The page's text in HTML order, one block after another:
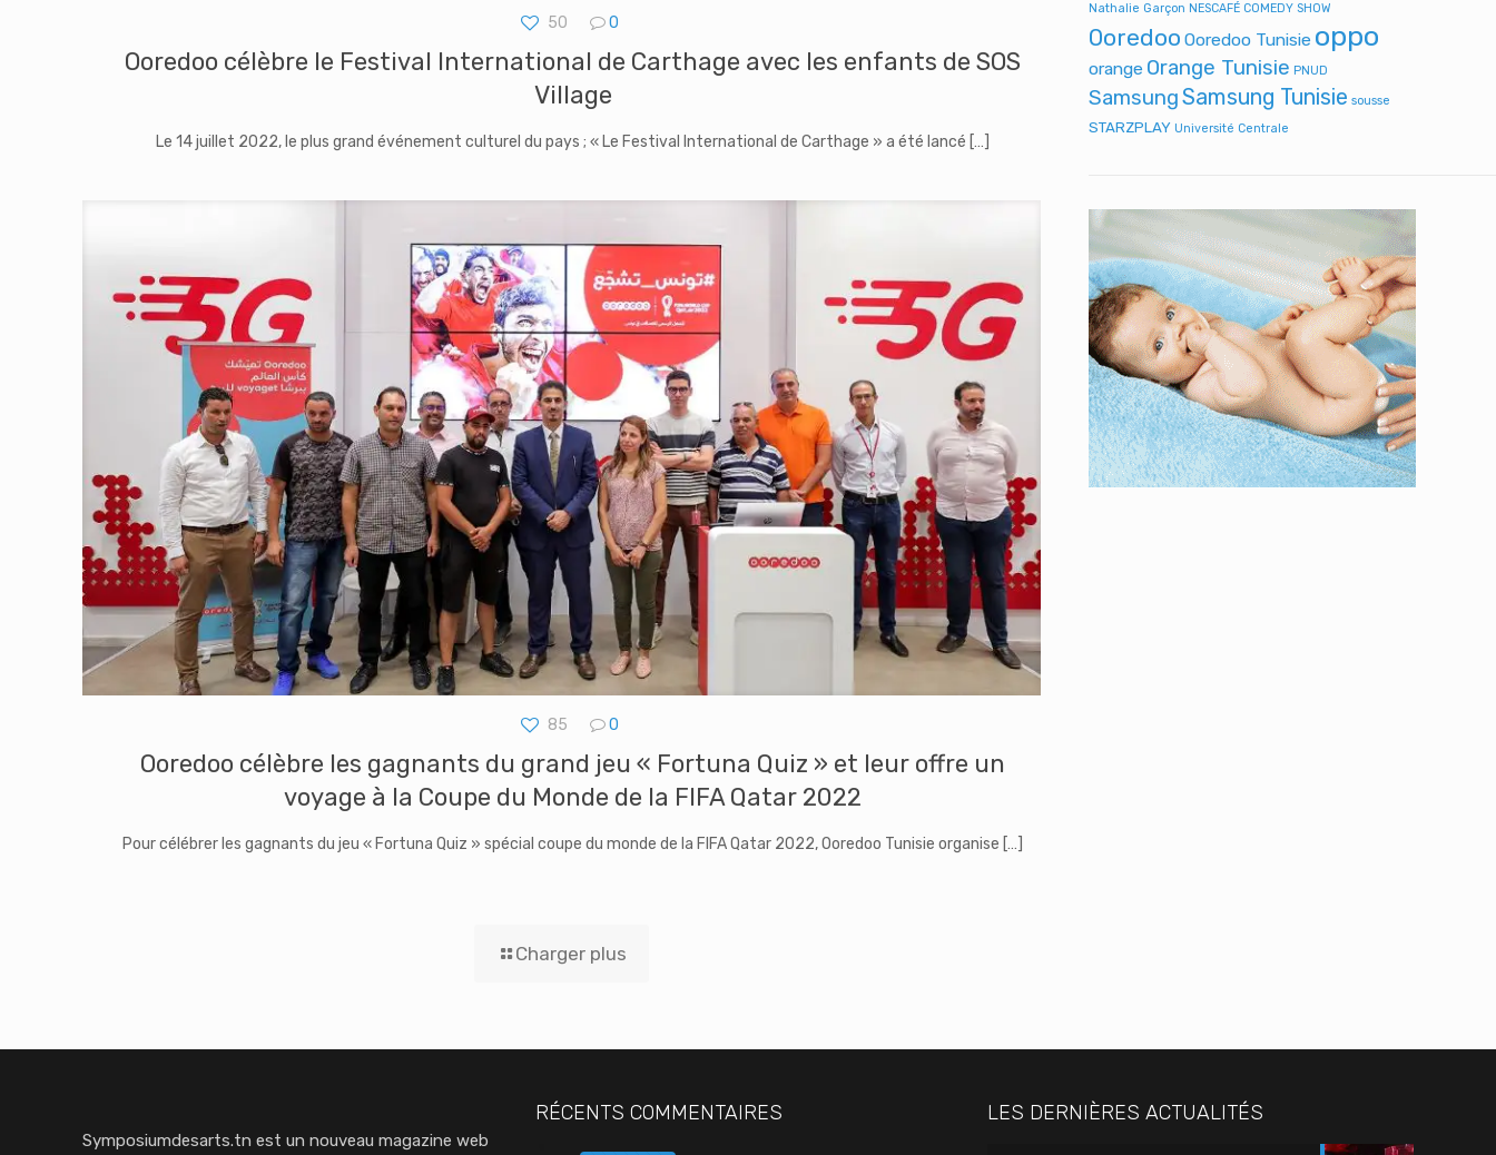
50 0
Ooredoo célèbre le Festival International de Carthage avec les enfants de SOS
Village
Le 14 juillet 2022, le plus grand événement culturel du pays ; « Le Festival International de Carthage » a été lancé […]
85 0
Ooredoo célèbre les gagnants du grand jeu « Fortuna Quiz » et leur offre un
voyage à la Coupe du Monde de la FIFA Qatar 2022
Pour célébrer les gagnants du jeu « Fortuna Quiz » spécial coupe du monde de la FIFA Qatar 2022, Ooredoo Tunisie organise […]
Charger plus
Nathalie Garçon NESCAFÉ COMEDY SHOW
Ooredoo Ooredoo Tunisie oppo
orange Orange Tunisie PNUD
SamsungSamsung Tunisie sousse
STARZPLAY Université Centrale
Symposiumdesarts.tn est un nouveau magazine web
RÉCENTS COMMENTAIRES LES DERNIÈRES ACTUALITÉS